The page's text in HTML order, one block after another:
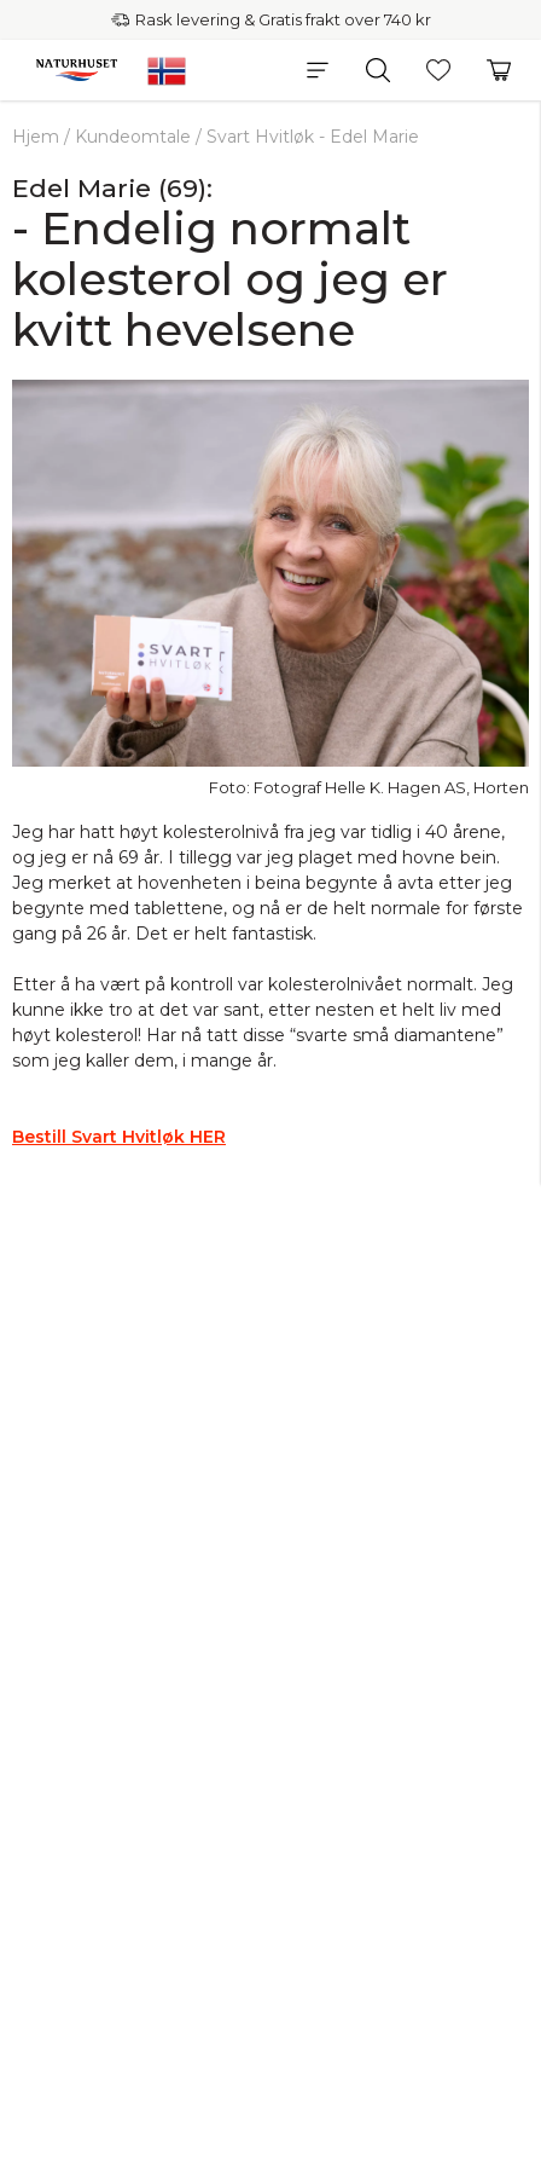
Rask levering & Gratis frakt over 740 kr
Hjem / Kundeomtale / Svart Hvitløk - Edel Marie
Edel Marie (69):
- Endelig normalt
kolesterol og jeg er
kvitt hevelsene
Foto: Fotograf Helle K. Hagen AS, Horten
Jeg har hatt høyt kolesterolnivå fra jeg var tidlig i 40 årene,
og jeg er nå 69 år. I tillegg var jeg plaget med hovne bein.
Jeg merket at hovenheten i beina begynte å avta etter jeg
begynte med tablettene, og nå er de helt normale for første
gang på 26 år. Det er helt fantastisk.
Etter å ha vært på kontroll var kolesterolnivået normalt. Jeg
kunne ikke tro at det var sant, etter nesten et helt liv med
høyt kolesterol! Har nå tatt disse “svarte små diamantene”
som jeg kaller dem, i mange år.
Bestill Svart Hvitløk HER